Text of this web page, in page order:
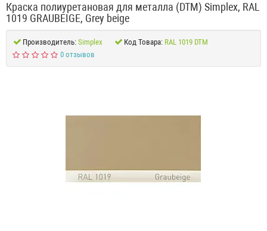
Краска полиуретановая для металла (DTM) Simplex, RAL
1019 GRAUBEIGE, Grey beige
Производитель: Simplex Код Товара: RAL 1019 DTM
0 отзывов